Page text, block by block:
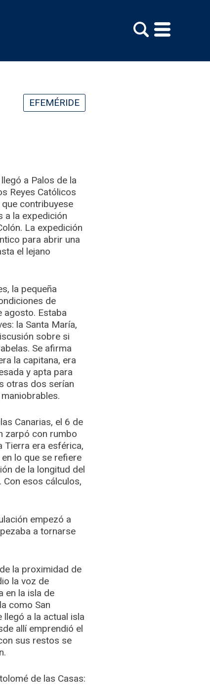
EFEMÉRIDE
a Palos de la
Reyes Católicos
contribuyese
a la expedición
La expedición
para abrir una
el lejano
la pequeña
de
agosto. Estaba
la Santa María,
sobre si
Se afirma
la capitana, era
y apta para
otras dos serían
Canarias, el 6 de
zarpó con rumbo
Tierra era esférica,
lo que se refiere
de la longitud del
esos cálculos,
empezó a
a tornarse
la proximidad de
la voz de
en la isla de
como San
a la actual isla
allí emprendió el
sus restos se
de las Casas: